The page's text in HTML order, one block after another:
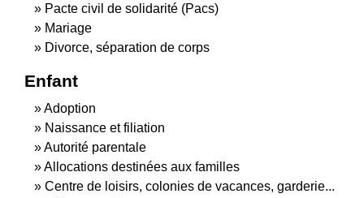
Pacte civil de solidarité (Pacs)
Mariage
Divorce, séparation de corps
Enfant
Adoption
Naissance et filiation
Autorité parentale
Allocations destinées aux familles
Centre de loisirs, colonies de vacances, garderie...